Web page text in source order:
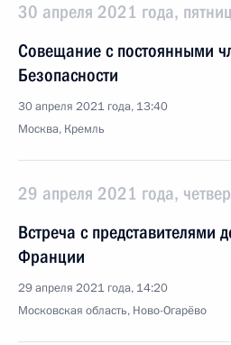
30 апреля 2021 года,
Совещание с постоянными
Безопасности
30 апреля 2021 года, 13:40
Москва, Кремль
29 апреля 2021 года,
Встреча с представителями
Франции
29 апреля 2021 года, 14:20
Московская область, Ново-Огарёво